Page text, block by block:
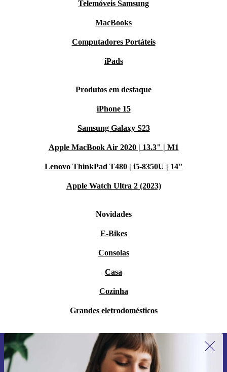
Telemóveis Samsung
MacBooks
Computadores Portáteis
iPads
Produtos em destaque
iPhone 15
Samsung Galaxy S23
Apple MacBook Air 2020 | 13.3" | M1
Lenovo ThinkPad T480 | i5-8350U | 14"
Apple Watch Ultra 2 (2023)
Novidades
E-Bikes
Consolas
Casa
Cozinha
Grandes eletrodomésticos
Subscreve a nossa newsletter pela
primeira vez e poupa 15€!